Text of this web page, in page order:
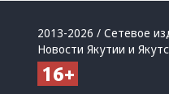
2013-2026 / Сетевое
Новости Якутии и